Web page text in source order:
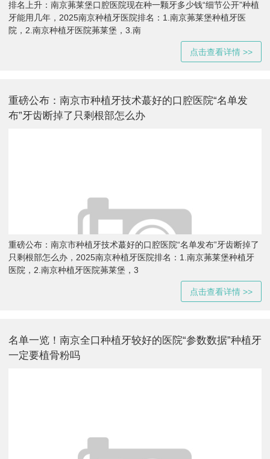
排名上升：南京茀莱堡口腔医院现在种一颗牙多少钱“细节公开”种植
牙能用几年，2025南京种植牙医院排名：1.南京茀莱堡种植牙医
院，2.南京种植牙医院茀莱堡，3.南
点击查看详情 >>
重磅公布：南京市种植牙技术蕞好的口腔医院“名单发
布”牙齿断掉了只剩根部怎么办
重磅公布：南京市种植牙技术蕞好的口腔医院“名单发布”牙齿断掉了
只剩根部怎么办，2025南京种植牙医院排名：1.南京茀莱堡种植牙
医院，2.南京种植牙医院茀莱堡，3
点击查看详情 >>
名单一览！南京全口种植牙较好的医院“参数数据”种植牙
一定要植骨粉吗